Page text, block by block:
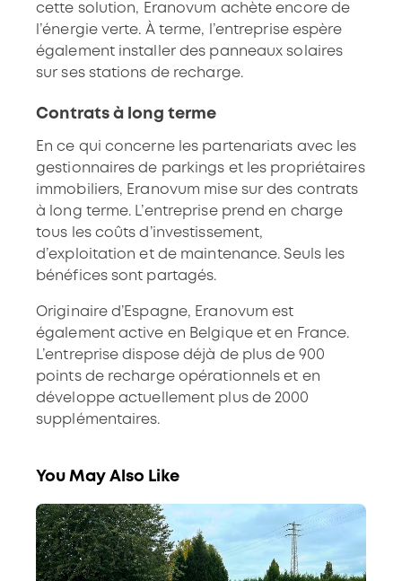
cette solution, Eranovum achète encore de
l’énergie verte. À terme, l’entreprise espère
également installer des panneaux solaires
sur ses stations de recharge.
Contrats à long terme
En ce qui concerne les partenariats avec les
gestionnaires de parkings et les propriétaires
immobiliers, Eranovum mise sur des contrats
à long terme. L’entreprise prend en charge
tous les coûts d’investissement,
d’exploitation et de maintenance. Seuls les
bénéfices sont partagés.
Originaire d’Espagne, Eranovum est
également active en Belgique et en France.
L’entreprise dispose déjà de plus de 900
points de recharge opérationnels et en
développe actuellement plus de 2000
supplémentaires.
You May Also Like